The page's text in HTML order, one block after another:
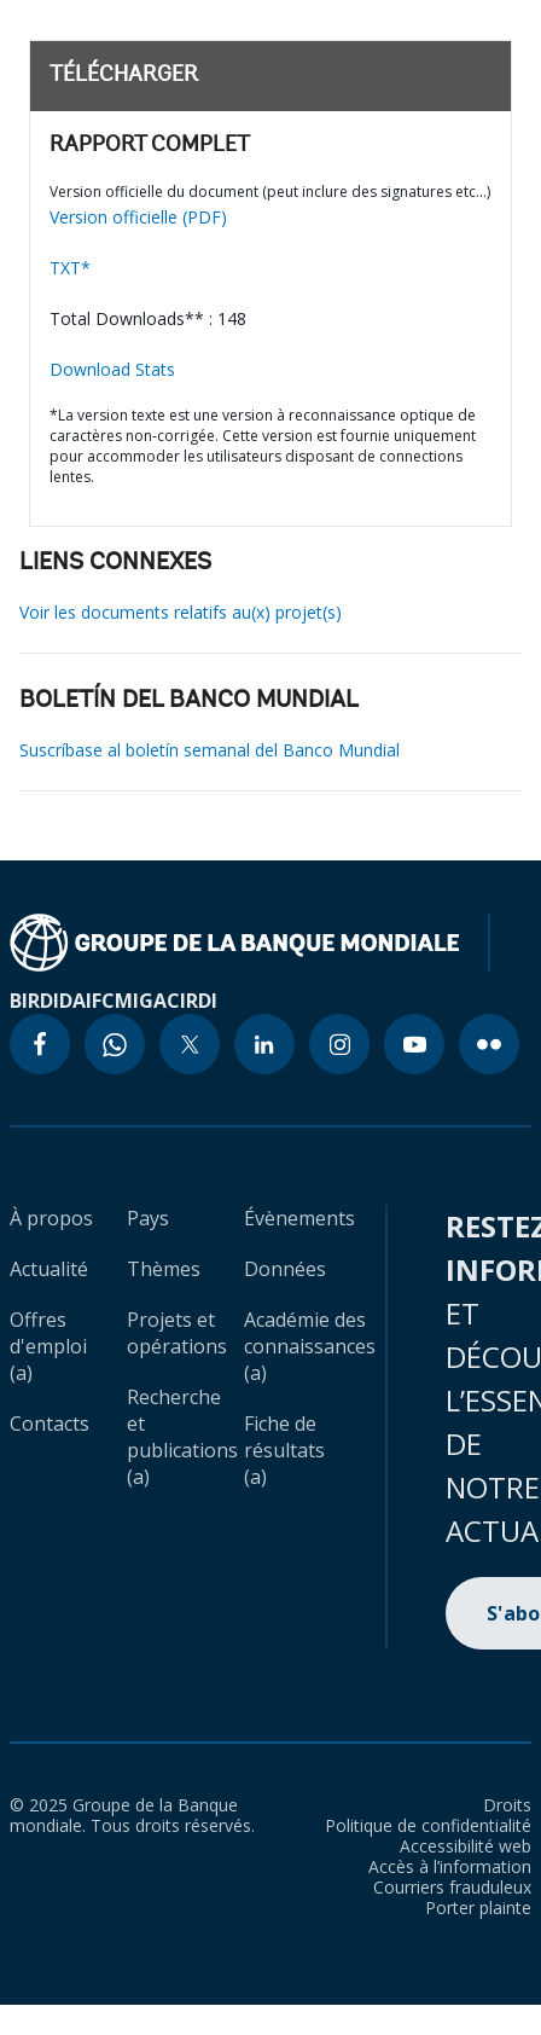
TÉLÉCHARGER
RAPPORT COMPLET
Version officielle du document (peut inclure des signatures etc…)
Version officielle (PDF)
TXT*
Total Downloads** : 148
Download Stats
*La version texte est une version à reconnaissance optique de
caractères non-corrigée. Cette version est fournie uniquement
pour accommoder les utilisateurs disposant de connections
lentes.
LIENS CONNEXES
Voir les documents relatifs au(x) projet(s)
BOLETÍN DEL BANCO MUNDIAL
Suscríbase al boletín semanal del Banco Mundial
BIRDIDAIFCMIGACIRDI
À propos
Actualité
Offres
d'emploi
(a)
Contacts
Pays
Thèmes
Projets et
opérations
Recherche
et
publications
(a)
Évènements
Données
Académie des
connaissances
(a)
Fiche de
résultats
(a)
ET
DE
NOTRE
© 2025 Groupe de la Banque
mondiale. Tous droits réservés.
Droits
Politique de confidentialité
Accessibilité web
Accès à l’information
Courriers frauduleux
Porter plainte